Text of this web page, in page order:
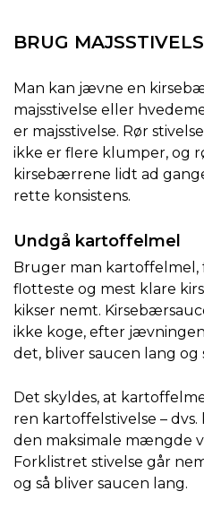
BRUG
Man kan jævne en
majsstivelse eller
er majsstivelse. Rør
ikke er flere klumper, og
kirsebærrene lidt ad
rette konsistens.
Undgå kartoffelmel
Bruger man kartoffelmel,
flotteste og mest klare
kikser nemt.
ikke koge, efter
det, bliver saucen lang og
Det skyldes, at
ren kartoffelstivelse –
den maksimale mængde
Forklistret stivelse går
og så bliver saucen lang.